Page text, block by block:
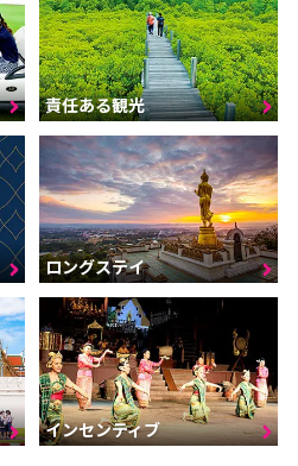
責任ある観光
ロングステイ
インセンティブ